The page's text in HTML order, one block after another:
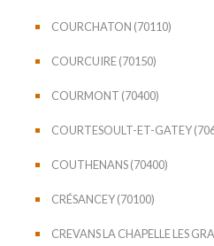
COURCHATON (70110)
COURCUIRE (70150)
COURMONT (70400)
COURTESOULT-ET-GATEY
COUTHENANS (70400)
CRÉSANCEY (70100)
CREVANS LA CHAPELLE LES